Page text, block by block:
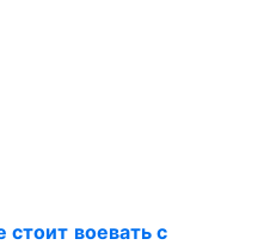
воевать с